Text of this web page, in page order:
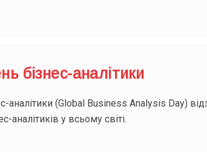
бізнес-аналітики
аналітики (Global Business Analysis Day)
аналітиків у всьому світі.